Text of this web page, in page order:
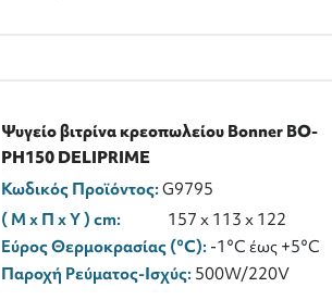
Ψυγείο βιτρίνα κρεοπωλείου Bonner BO-
PH150 DELIPRIME
Κωδικός Προϊόντος:G9795
( M x Π x Y ) cm:
157 x 113 x 122
Εύρος Θερμοκρασίας (°C): -1°C έως +5°C
Παροχή Ρεύματος-Ισχύς: 500W/220V